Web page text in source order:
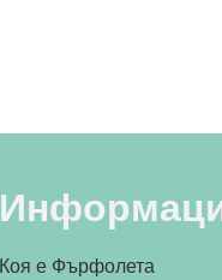
Коя е Фърфолета